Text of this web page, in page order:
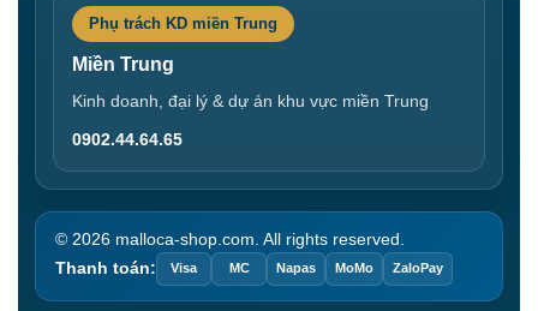
Phụ trách KD miền Trung
Miền Trung
Kinh doanh, đại lý & dự án khu vực miền Trung
0902.44.64.65
© 2026 malloca-shop.com. All rights reserved.
Thanh toán:
Visa MC Napas MoMo ZaloPay